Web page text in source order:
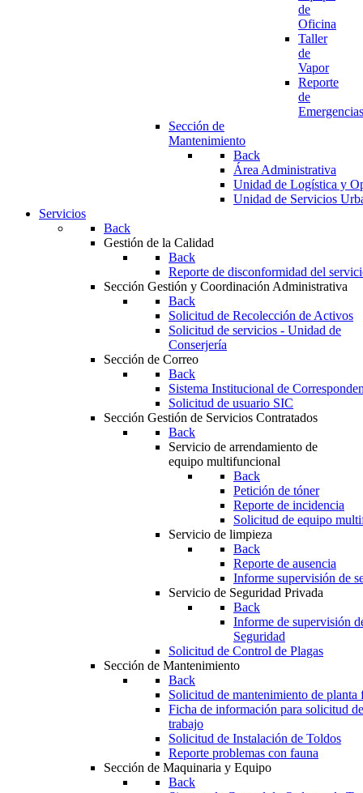
de
Oficina
Taller
de
Vapor
Reporte
de
Emergencias
Sección de
Mantenimiento
Back
Área Administrativa
Unidad de Logística y
Unidad de Servicios
Servicios
Back
Gestión de la Calidad
Back
Reporte de disconformidad del
Sección Gestión y Coordinación Administrativa
Back
Solicitud de Recolección de Activos
Solicitud de servicios - Unidad de
Conserjería
Sección de Correo
Back
Sistema Institucional de
Solicitud de usuario SIC
Sección Gestión de Servicios Contratados
Back
Servicio de arrendamiento de
equipo multifuncional
Back
Petición de tóner
Reporte de incidencia
Solicitud de equipo
Servicio de limpieza
Back
Reporte de ausencia
Informe supervisión de
Servicio de Seguridad Privada
Back
Informe de supervisión
Seguridad
Solicitud de Control de Plagas
Sección de Mantenimiento
Back
Solicitud de mantenimiento de planta
Ficha de información para solicitud
trabajo
Solicitud de Instalación de Toldos
Reporte problemas con fauna
Sección de Maquinaria y Equipo
Back